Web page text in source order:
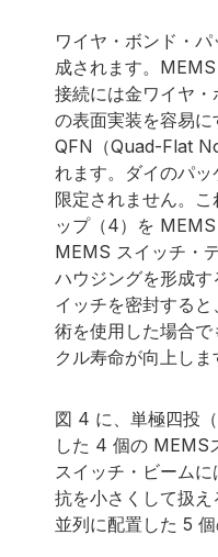
ワイヤ・ボンド・
成されます。
接続には金ワイヤ
の表面実装を容易
QFN（Quad-Flat
れます。ダイのパ
限定されません。
ップ（4）を MEMS
MEMS スイッチ・
ハウジングを形成
イッチを密封する
術を使用した場合
クル寿命が向上しま
図 4 に、単極四投
した 4 個の MEMS
スイッチ・ビーム
抗を小さくして扱え
並列に配置した 5